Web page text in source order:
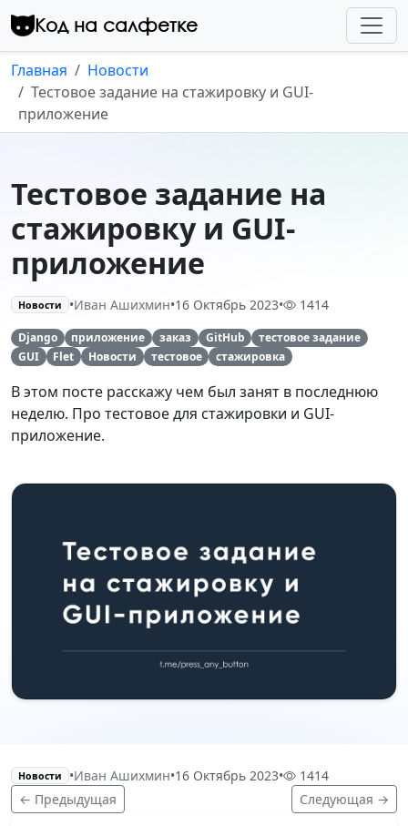
Перейти к контенту
Код на салфетке
Главная
Новости
Тестовое задание на стажировку и GUI-
приложение
Тестовое задание на
стажировку и GUI-
приложение
Новости •Иван Ашихмин•16 Октябрь 2023• 1414
Django приложение заказ GitHub
тестовое задание
GUI
Flet Новости тестовое стажировка
В этом посте расскажу чем был занят в последнюю
неделю. Про тестовое для стажировки и GUI-
приложение.
Новости •Иван Ашихмин•16 Октябрь 2023•
1414
← Предыдущая
Следующая →